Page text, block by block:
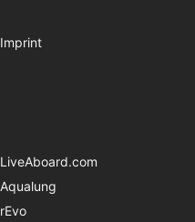
Imprint
LiveAboard.com
Aqualung
rEvo